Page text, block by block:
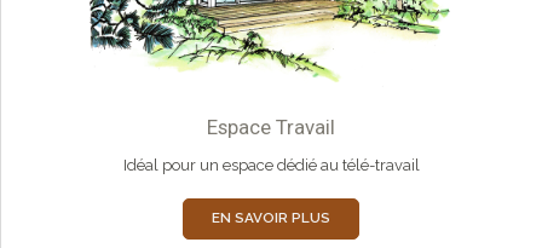
Espace Travail
Idéal pour un espace dédié au télé-travail
EN SAVOIR PLUS